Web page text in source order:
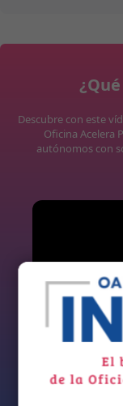
Descubre con este
Oficina Acelera
autónomos con